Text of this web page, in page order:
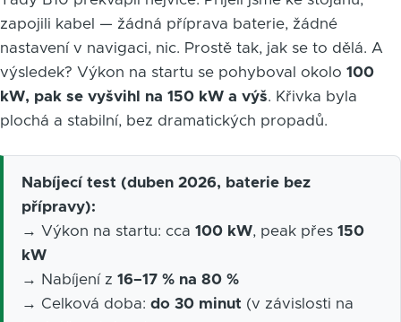
zapojili kabel — žádná příprava baterie, žádné
nastavení v navigaci, nic. Prostě tak, jak se to dělá. A
výsledek? Výkon na startu se pohyboval okolo 100
kW, pak se vyšvihl na 150 kW a výš. Křivka byla
plochá a stabilní, bez dramatických propadů.
Nabíjecí test (duben 2026, baterie bez
přípravy):
→ Výkon na startu: cca 100 kW, peak přes 150
kW
→ Nabíjení z 16–17 % na 80 %
→ Celková doba: do 30 minut (v závislosti na